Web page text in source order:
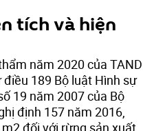
tích và hiện
năm 2020 của TAND
189 Bộ luật Hình sự
19 năm 2007 của Bộ
định 157 năm 2016,
đối với rừng sản xuất